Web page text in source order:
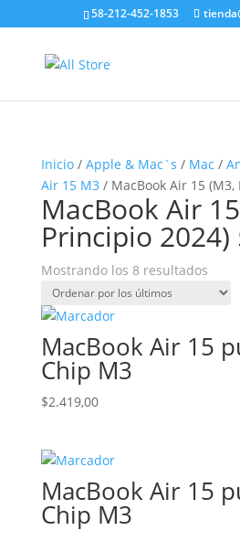
58-212-452-1853
Inicio/ Apple & Mac`s / Mac /
Air 15 M3/ MacBook Air 15 (M3,
MacBook Air
Principio 2024)
Mostrando los 8 resultados
por
MacBook Air 15
Chip M3
$2.419,00
MacBook Air 15
Chip M3